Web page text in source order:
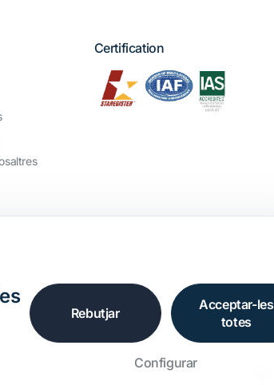
Certification
Rebutjar
Acceptar-les
totes
Configurar